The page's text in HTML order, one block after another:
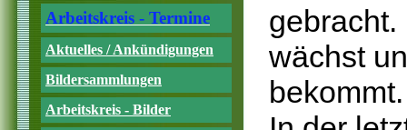
Arbeitskreis - Termine
Aktuelles / Ankündigungen
Bildersammlungen
Arbeitskreis - Bilder
wächst
bekommt.